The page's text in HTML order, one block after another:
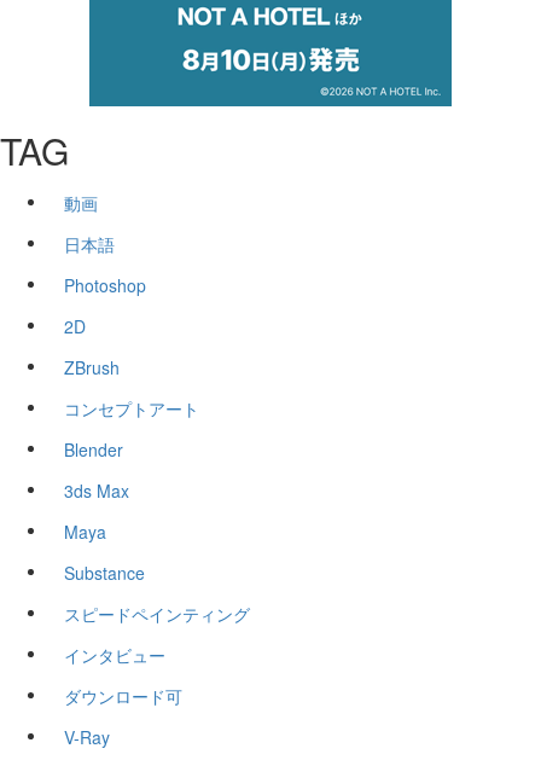
TAG
動画
日本語
Photoshop
2D
ZBrush
コンセプトアート
Blender
3ds Max
Maya
Substance
スピードペインティング
インタビュー
ダウンロード可
V-Ray